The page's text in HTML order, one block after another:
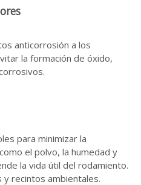
anticorrosión a los
la formación de óxido,
para minimizar la
el polvo, la humedad y
la vida útil del rodamiento.
y recintos ambientales.